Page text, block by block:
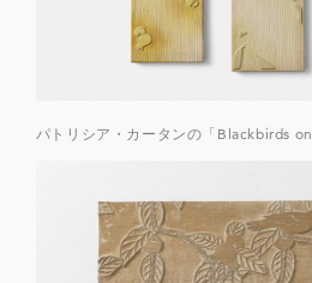
パトリシア・カータンの「Blackbirds